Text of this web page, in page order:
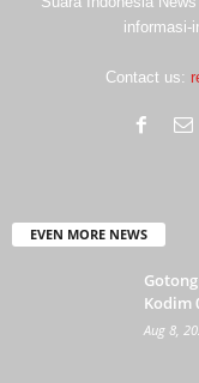
informasi-
Contact us:
EVEN MORE NEWS
Kodim
Aug 8,